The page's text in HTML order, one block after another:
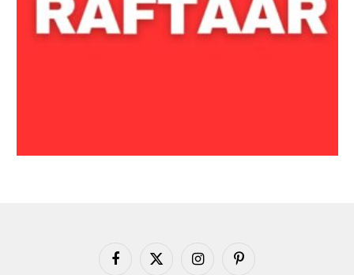
FacebookX
InstagramPinterest